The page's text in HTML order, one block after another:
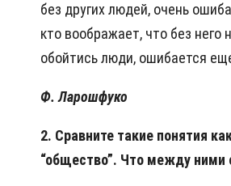
без других людей, очень
кто воображает, что без него
обойтись люди, ошибается
Ф. Ларошфуко
2. Сравните такие понятия
“общество”. Что между ними